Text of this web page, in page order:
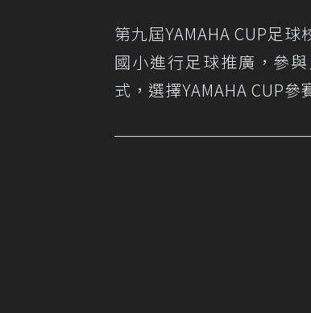
第九屆YAMAHA CUP足
國小進行足球推廣，參
式，選擇YAMAHA CUP